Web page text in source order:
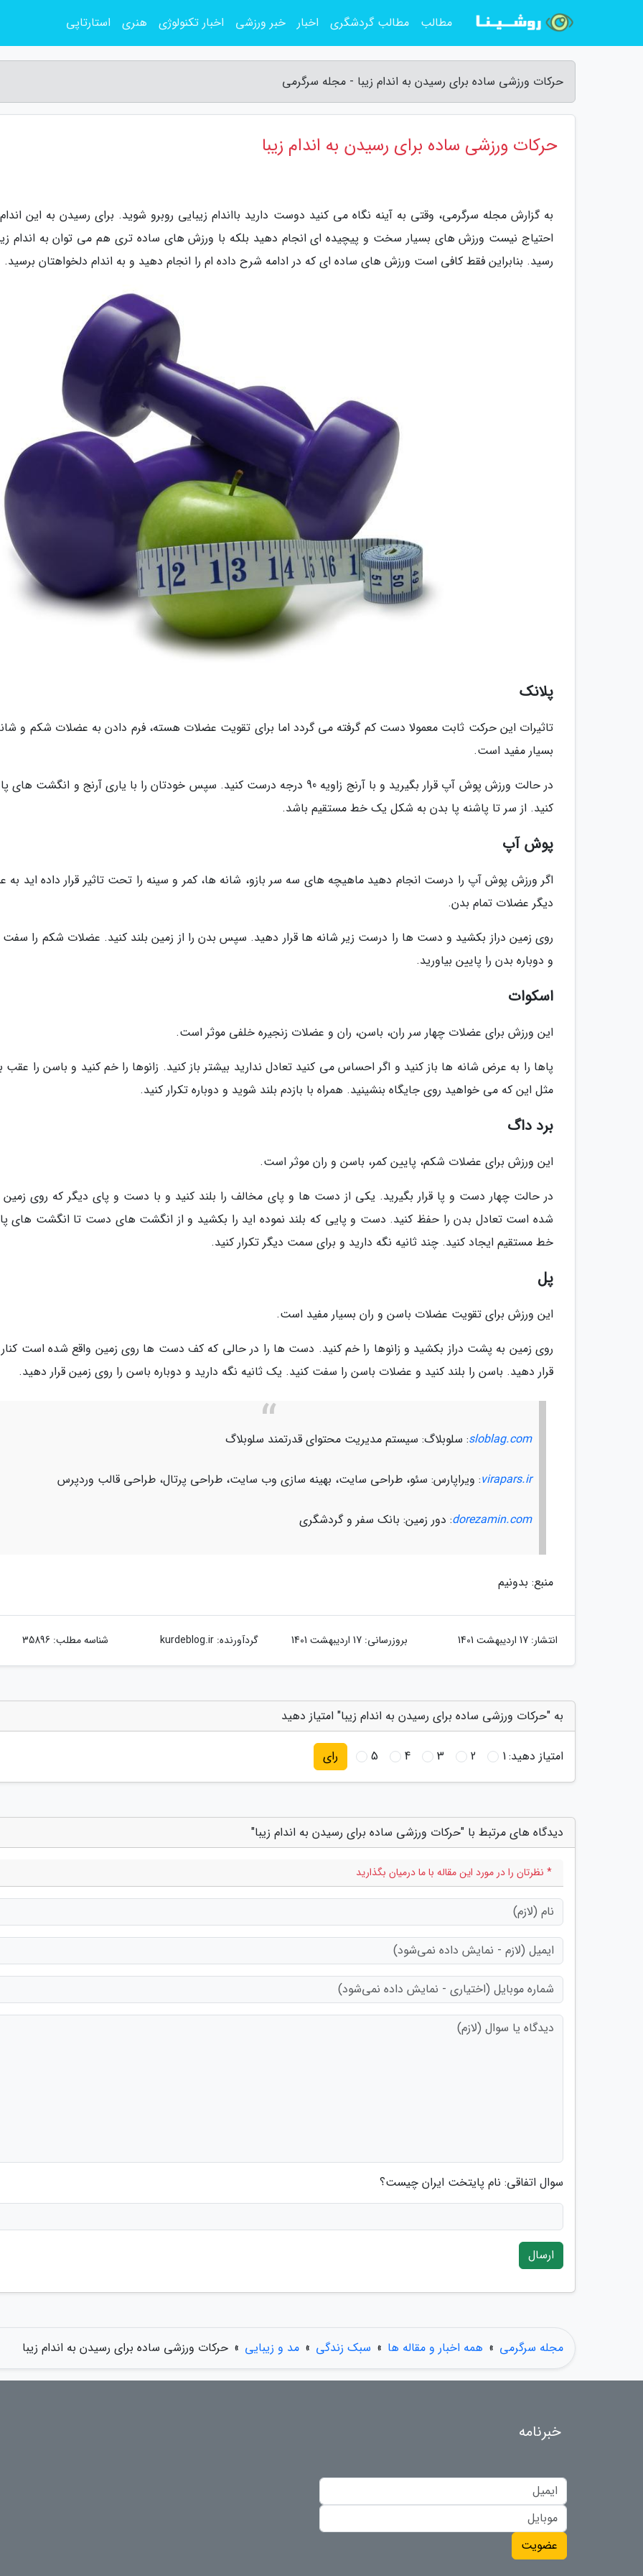
حرکات ورزشی ساده برای رسیدن به اندام زیبا - مجله سرگرمی
حرکات ورزشی ساده برای رسیدن به اندام زیبا
به گزارش مجله سرگرمی، وقتی به آینه نگاه می کنید دوست دارید بااندام زیبایی روبرو شوید. برای رسیدن به این اندام
احتیاج نیست ورزش های بسیار سخت و پیچیده ای انجام دهید بلکه با ورزش های ساده تری هم می توان به اندام
رسید. بنابراین فقط کافی است ورزش های ساده ای که در ادامه شرح داده ام را انجام دهید و به اندام دلخواهتان برسید.
پلانک
تاثیرات این حرکت ثابت معمولا دست کم گرفته می گردد اما برای تقویت عضلات هسته، فرم دادن به عضلات شکم و
بسیار مفید است.
در حالت ورزش پوش آپ قرار بگیرید و با آرنج زاویه 90 درجه درست کنید. سپس خودتان را با یاری آرنج و انگشت
کنید. از سر تا پاشنه پا بدن به شکل یک خط مستقیم باشد.
پوش آپ
اگر ورزش پوش آپ را درست انجام دهید ماهیچه های سه سر بازو، شانه ها، کمر و سینه را تحت تاثیر قرار داده اید به
دیگر عضلات تمام بدن.
روی زمین دراز بکشید و دست ها را درست زیر شانه ها قرار دهید. سپس بدن را از زمین بلند کنید. عضلات شکم را سفت
و دوباره بدن را پایین بیاورید.
اسکوات
این ورزش برای عضلات چهار سر ران، باسن، ران و عضلات زنجیره خلفی موثر است.
پاها را به عرض شانه ها باز کنید و اگر احساس می کنید تعادل ندارید بیشتر باز کنید. زانوها را خم کنید و باسن را عقب
مثل این که می خواهید روی جایگاه بنشینید. همراه با بازدم بلند شوید و دوباره تکرار کنید.
برد داگ
این ورزش برای عضلات شکم، پایین کمر، باسن و ران موثر است.
در حالت چهار دست و پا قرار بگیرید. یکی از دست ها و پای مخالف را بلند کنید و با دست و پای دیگر که روی زمین
شده است تعادل بدن را حفظ کنید. دست و پایی که بلند نموده اید را بکشید و از انگشت های دست تا انگشت های
خط مستقیم ایجاد کنید. چند ثانیه نگه دارید و برای سمت دیگر تکرار کنید.
پل
این ورزش برای تقویت عضلات باسن و ران بسیار مفید است.
روی زمین به پشت دراز بکشید و زانوها را خم کنید. دست ها را در حالی که کف دست ها روی زمین واقع شده است
قرار دهید. باسن را بلند کنید و عضلات باسن را سفت کنید. یک ثانیه نگه دارید و دوباره باسن را روی زمین قرار دهید.
sloblag.com: سلوبلاگ: سیستم مدیریت محتوای قدرتمند سلوبلاگ
virapars.ir: ویراپارس: سئو، طراحی سایت، بهینه سازی وب سایت، طراحی پرتال، طراحی قالب وردپرس
dorezamin.com: دور زمین: بانک سفر و گردشگری
منبع: بدونیم
انتشار: 17 اردیبهشت 1401 بروزرسانی: 17 اردیبهشت 1401 گردآورنده:kurdeblog.ir شناسه مطلب: 35896
به "حرکات ورزشی ساده برای رسیدن به اندام زیبا" امتیاز دهید
امتیاز دهید:1
2
3
4
5 رای
دیدگاه های مرتبط با "حرکات ورزشی ساده برای رسیدن به اندام زیبا"
* نظرتان را در مورد این مقاله با ما درمیان بگذارید
سوال اتفاقی: نام پایتخت ایران چیست؟
ارسال
مجله سرگرمی » همه اخبار و مقاله ها » سبک زندگی » مد و زیبایی » حرکات ورزشی ساده برای رسیدن به اندام زیبا
مطالب مطالب گردشگری اخبار خبر ورزشی اخبار تکنولوژی هنری استارتاپی
خبرنامه
عضویت